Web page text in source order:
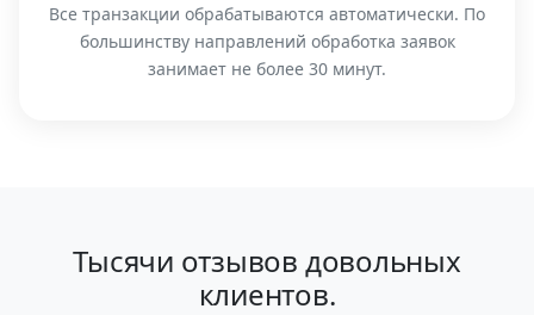
Все транзакции обрабатываются автоматически. По
большинству направлений обработка заявок
занимает не более 30 минут.
Тысячи отзывов довольных
клиентов.